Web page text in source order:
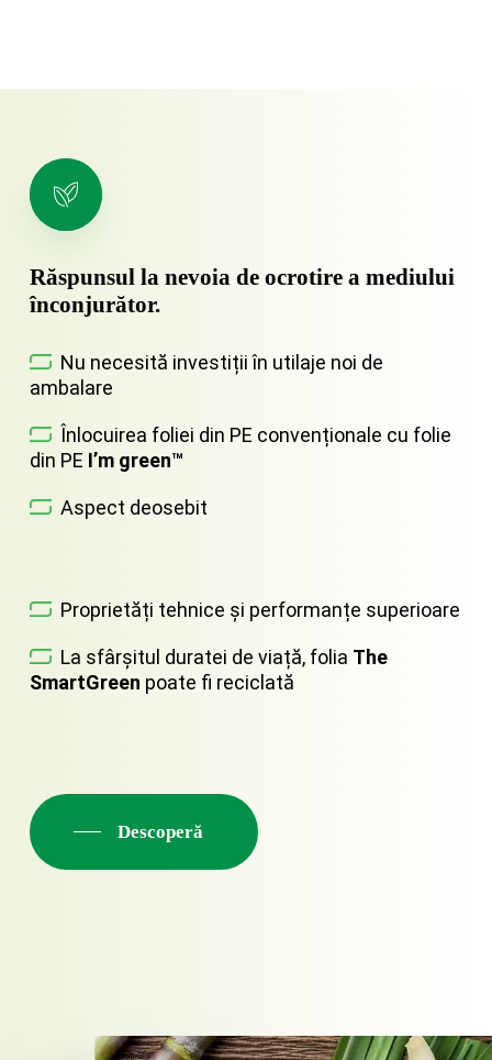
Răspunsul la nevoia de ocrotire a mediului
înconjurător.
Nu necesită investiții în utilaje noi de
ambalare
Înlocuirea foliei din PE convenționale cu folie
din PE I’m green™
Aspect deosebit
Proprietăți tehnice și performanțe superioare
La sfârșitul duratei de viață, folia The
SmartGreen poate fi reciclată
Descoperă